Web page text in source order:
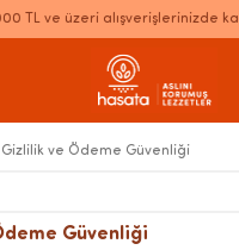
TL ve üzeri alışverişlerinizde
Gizlilik ve Ödeme Güvenliği
Güvenliği